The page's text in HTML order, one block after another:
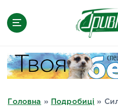
Головна » Подробиці »